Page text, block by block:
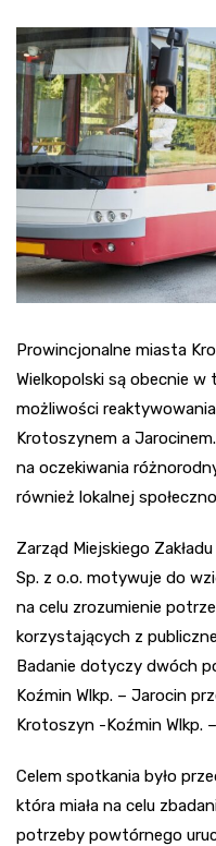
Prowincjonalne miasta
Wielkopolski są obecnie
możliwości
Krotoszynem a
na oczekiwania
również lokalnej
Zarząd Miejskiego
Sp. z o.o. motywuje do
na celu zrozumienie
korzystających z
Badanie dotyczy dwóch
Koźmin Wlkp. – Jarocin
Krotoszyn -Koźmin Wlkp.
Celem spotkania było
która miała na celu
potrzeby powtórnego